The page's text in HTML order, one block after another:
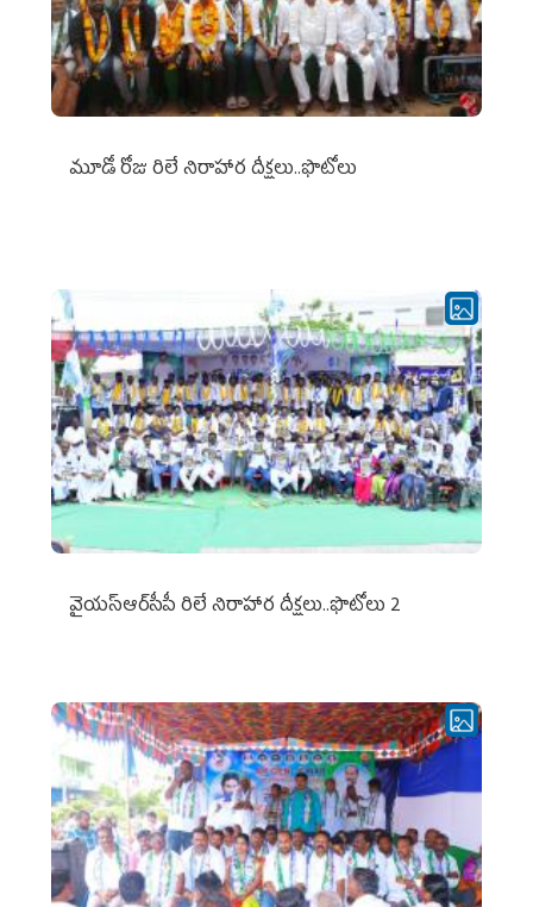
మూడో రోజు రిలే నిరాహార దీక్షలు..ఫొటోలు
వైయ‌స్ఆర్‌సీపీ రిలే నిరాహార దీక్షలు..ఫొటోలు 2